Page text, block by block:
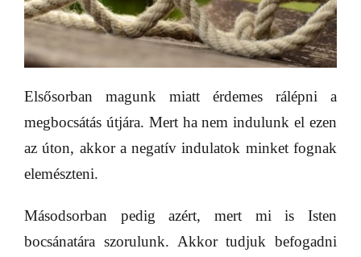
Elsősorban magunk miatt érdemes rálépni a
megbocsátás útjára. Mert ha nem indulunk el ezen
az úton, akkor a negatív indulatok minket fognak
elemészteni.
Másodsorban pedig azért, mert mi is Isten
bocsánatára szorulunk. Akkor tudjuk befogadni